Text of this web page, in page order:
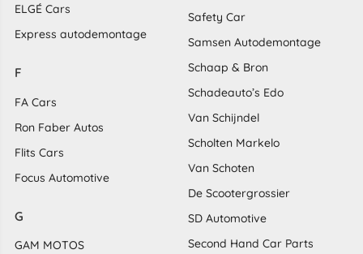
ELGÉ Cars
Express autodemontage
F
FA Cars
Ron Faber Autos
Flits Cars
Focus Automotive
G
GAM MOTOS
Safety Car
Samsen Autodemontage
Schaap & Bron
Schadeauto’s Edo
Van Schijndel
Scholten Markelo
Van Schoten
De Scootergrossier
SD Automotive
Second Hand Car Parts